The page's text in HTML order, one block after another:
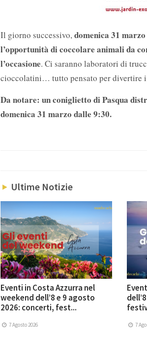
Il giorno successivo,domenica 31
l’opportunità di coccolare animali da
l’occasione. Ci saranno laboratori di
cioccolatini… tutto pensato per divertire
Da notare: un coniglietto di Pasqua
domenica 31 marzo dalle 9:30.
Ultime Notizie
Eventi in Costa Azzurra nel
weekend dell’8 e 9 agosto
2026: concerti, fest...
7 Agosto 2026 7